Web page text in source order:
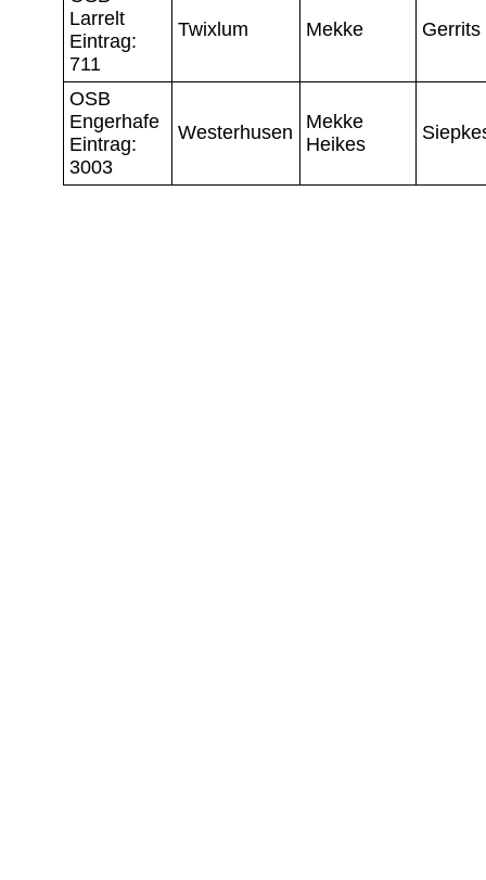
Larrelt
Eintrag:
711
Twixlum Mekke Gerrits
OSB
Engerhafe
Eintrag:
3003
Westerhusen
Mekke
Heikes